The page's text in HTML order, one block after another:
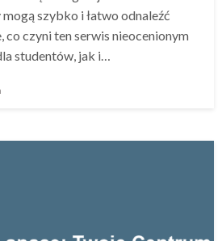
szybko i łatwo odnaleźć
czyni ten serwis nieocenionym
studentów, jak i…